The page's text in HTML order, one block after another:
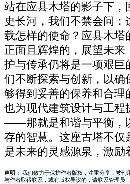
站在应县木塔的影子下，
史长河，我们不禁会问：
载怎样的使命？应县木塔
正面且辉煌的，展望未来
护与传承仍将是一项艰巨
们不断探索与创新，以确
够得到妥善的保养和合理
也为现代建筑设计与工程
——那就是和谐与平衡，
存的智慧。这座古塔不仅
是未来的灵感源泉，激励
声明：
我们致力于保护作者版权，注重分享，被刊
与作者取得联系，或有版权异议的，请联系管理员